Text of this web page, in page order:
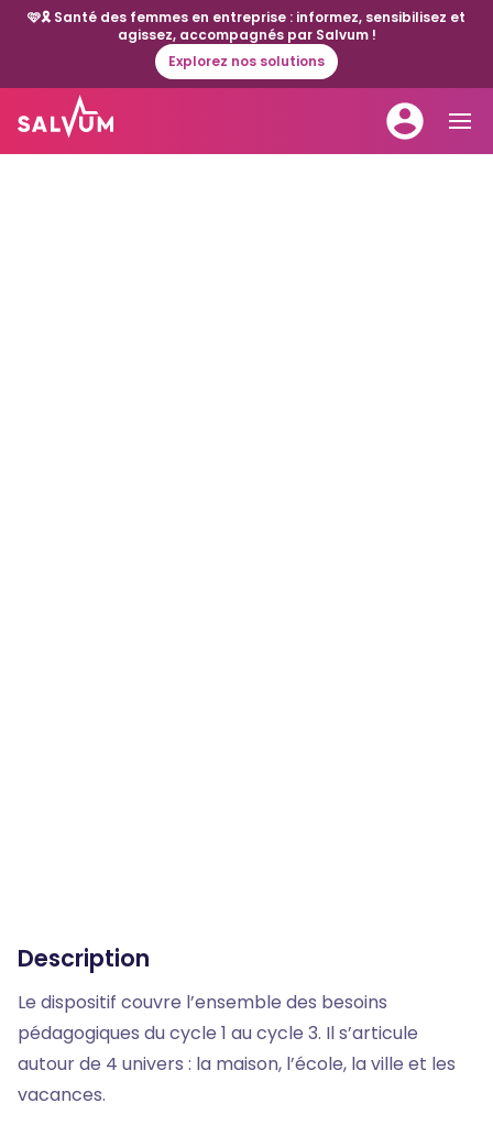
🩷🎗️ Santé des femmes en entreprise : informez, sensibilisez et
agissez, accompagnés par Salvum !
Explorez nos solutions
Description
Le dispositif couvre l’ensemble des besoins
pédagogiques du cycle 1 au cycle 3. Il s’articule
autour de 4 univers : la maison, l’école, la ville et les
vacances.